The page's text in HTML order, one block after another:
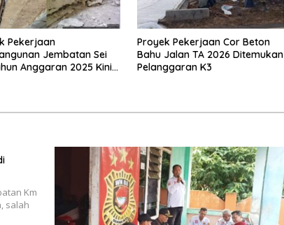
Pekerjaan
Jembatan Sei
Anggaran 2025 Kini
Proyek Pekerjaan Cor Beton
Bahu Jalan TA 2026 Ditemukan
Pelanggaran K3
Km
salah